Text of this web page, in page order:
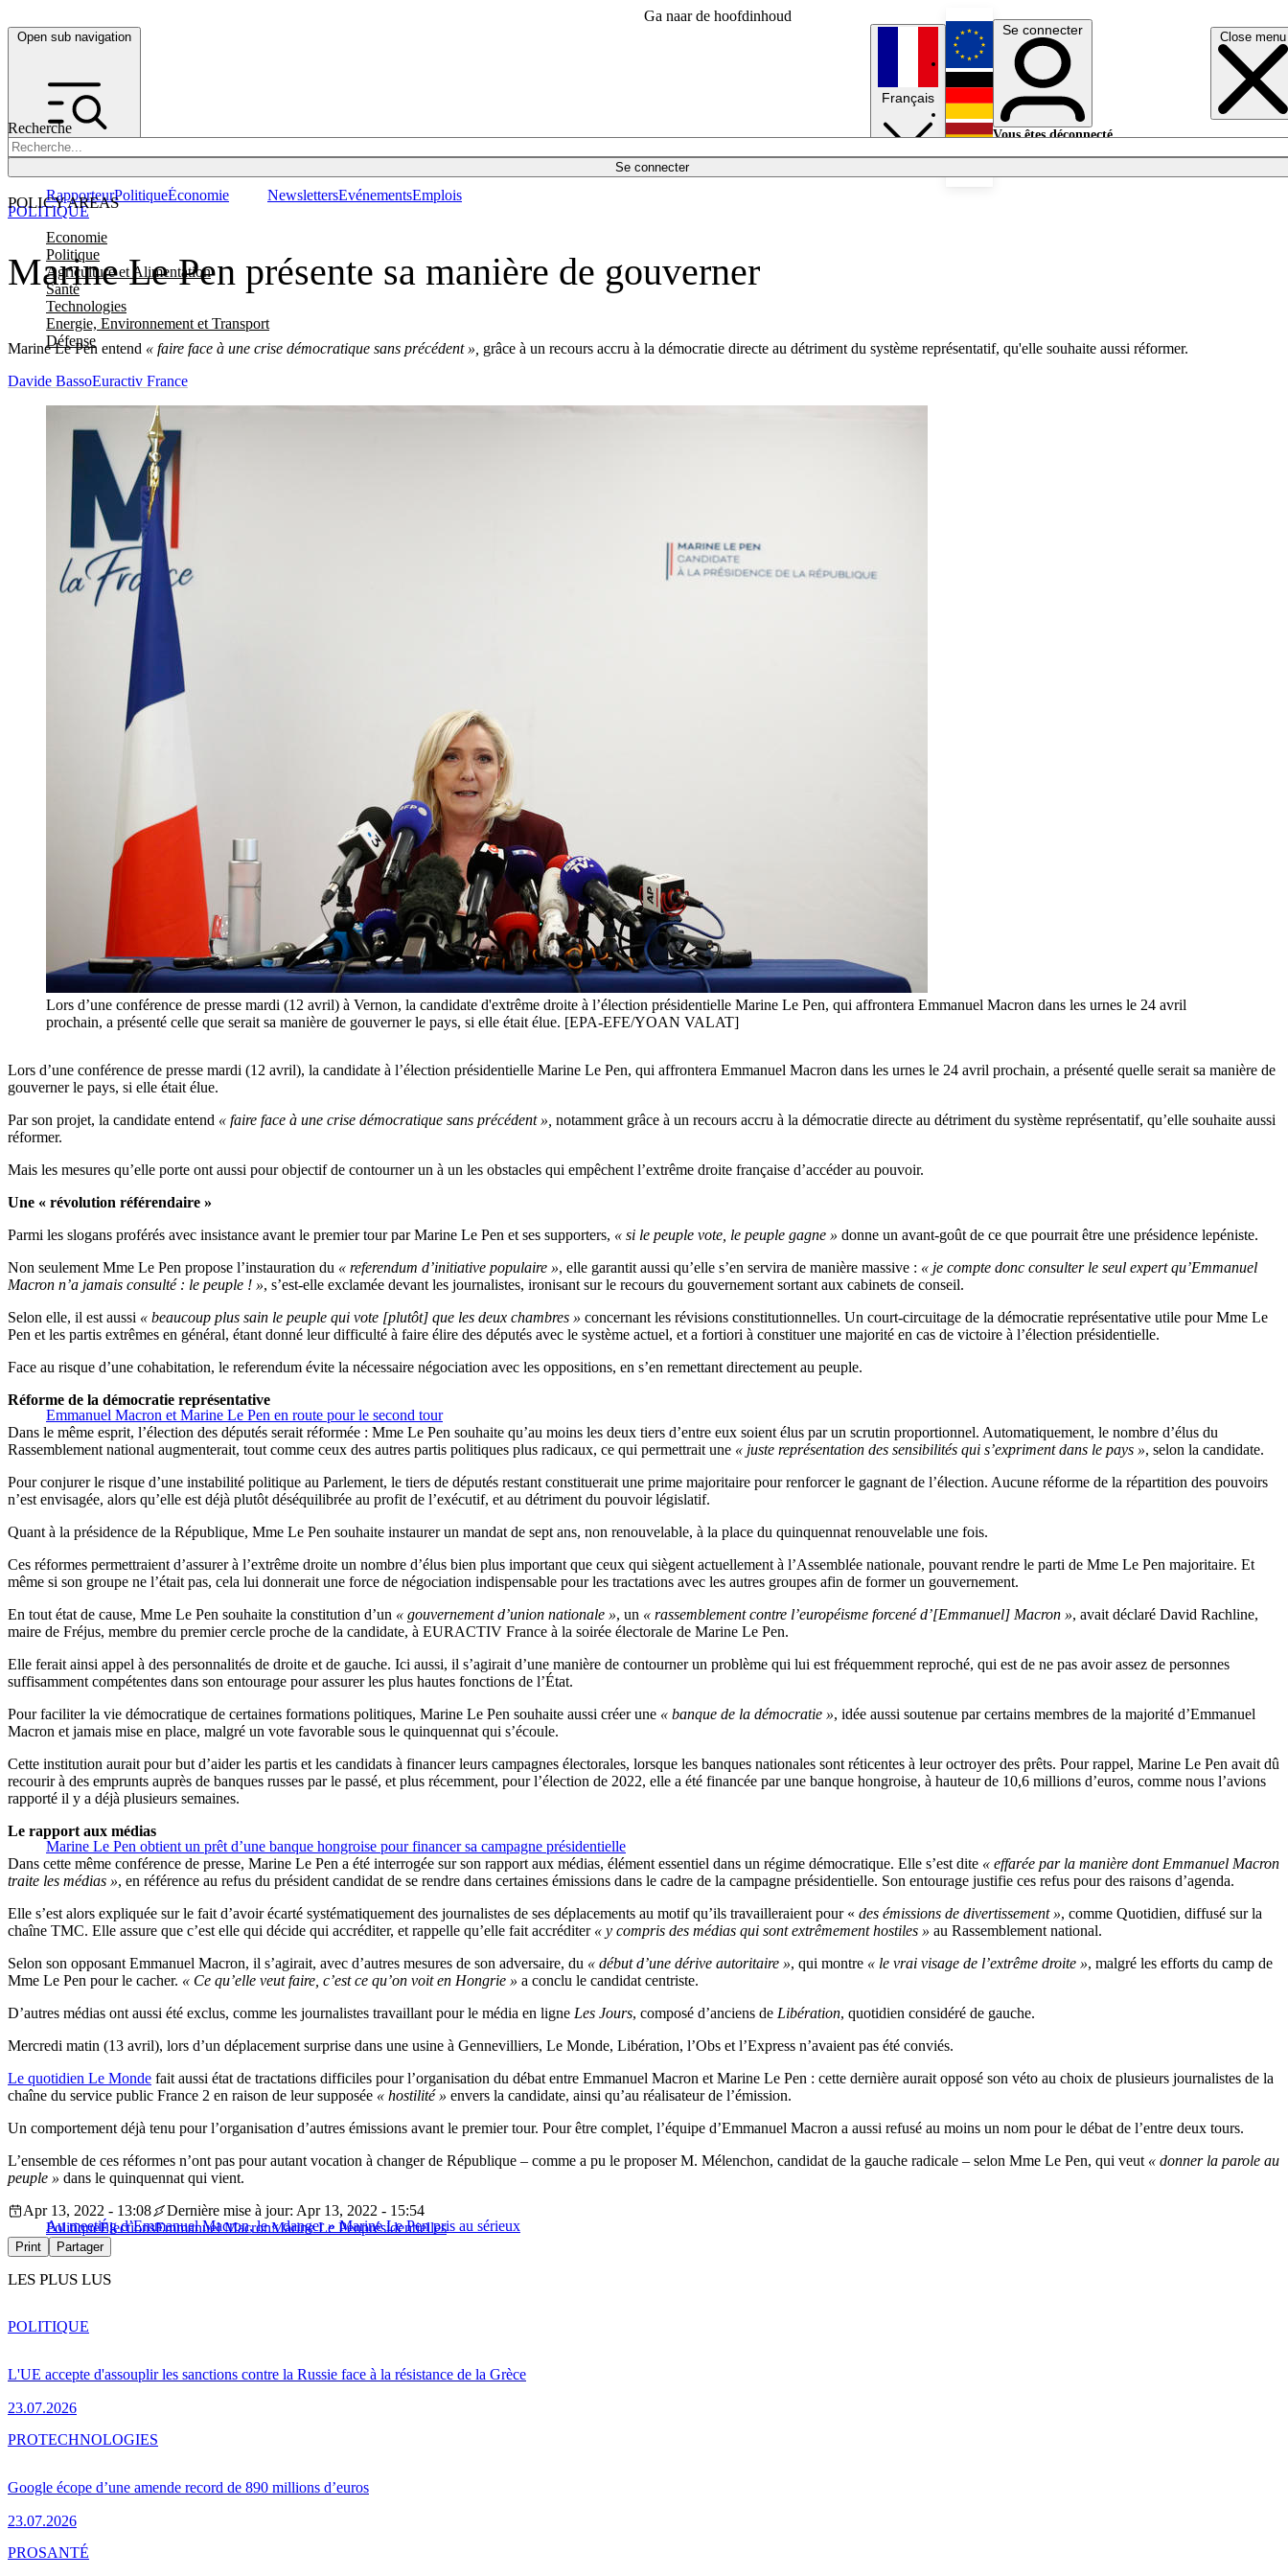
Ga naar de hoofdinhoud
Open sub navigation Close menu
Recherche
Se connecter
POLICY AREAS
Economie
Politique
Agriculture et Alimentation
Santé
Technologies
Energie, Environnement et Transport
Défense
RapporteurPolitiqueÉconomie NewslettersEvénementsEmplois
Français
English
Deutsch
Se connecter
Vous êtes déconnecté.
Marine Le Pen présente sa manière de gouverner
Marine Le Pen entend « faire face à une crise démocratique sans précédent », grâce à un recours accru à la démocratie directe au détriment du système représentatif, qu'elle souhaite aussi réformer.
POLITIQUE
Davide BassoEuractiv France
Lors d’une conférence de presse mardi (12 avril) à Vernon, la candidate d'extrême droite à l’élection présidentielle Marine Le Pen, qui affrontera Emmanuel Macron dans les urnes le 24 avril
prochain, a présenté celle que serait sa manière de gouverner le pays, si elle était élue. [EPA-EFE/YOAN VALAT]
Lors d’une conférence de presse mardi (12 avril), la candidate à l’élection présidentielle Marine Le Pen, qui affrontera Emmanuel Macron dans les urnes le 24 avril prochain, a présenté quelle serait sa manière de
gouverner le pays, si elle était élue.
Par son projet, la candidate entend « faire face à une crise démocratique sans précédent », notamment grâce à un recours accru à la démocratie directe au détriment du système représentatif, qu’elle souhaite aussi
réformer.
Mais les mesures qu’elle porte ont aussi pour objectif de contourner un à un les obstacles qui empêchent l’extrême droite française d’accéder au pouvoir.
Une « révolution référendaire »
Parmi les slogans proférés avec insistance avant le premier tour par Marine Le Pen et ses supporters, « si le peuple vote, le peuple gagne » donne un avant-goût de ce que pourrait être une présidence lepéniste.
Non seulement Mme Le Pen propose l’instauration du « referendum d’initiative populaire », elle garantit aussi qu’elle s’en servira de manière massive : « je compte donc consulter le seul expert qu’Emmanuel
Macron n’a jamais consulté : le peuple ! », s’est-elle exclamée devant les journalistes, ironisant sur le recours du gouvernement sortant aux cabinets de conseil.
Selon elle, il est aussi « beaucoup plus sain le peuple qui vote [plutôt] que les deux chambres » concernant les révisions constitutionnelles. Un court-circuitage de la démocratie représentative utile pour Mme Le
Pen et les partis extrêmes en général, étant donné leur difficulté à faire élire des députés avec le système actuel, et a fortiori à constituer une majorité en cas de victoire à l’élection présidentielle.
Face au risque d’une cohabitation, le referendum évite la nécessaire négociation avec les oppositions, en s’en remettant directement au peuple.
Emmanuel Macron et Marine Le Pen en route pour le second tour
Réforme de la démocratie représentative
Dans le même esprit, l’élection des députés serait réformée : Mme Le Pen souhaite qu’au moins les deux tiers d’entre eux soient élus par un scrutin proportionnel. Automatiquement, le nombre d’élus du
Rassemblement national augmenterait, tout comme ceux des autres partis politiques plus radicaux, ce qui permettrait une « juste représentation des sensibilités qui s’expriment dans le pays », selon la candidate.
Pour conjurer le risque d’une instabilité politique au Parlement, le tiers de députés restant constituerait une prime majoritaire pour renforcer le gagnant de l’élection. Aucune réforme de la répartition des pouvoirs
n’est envisagée, alors qu’elle est déjà plutôt déséquilibrée au profit de l’exécutif, et au détriment du pouvoir législatif.
Quant à la présidence de la République, Mme Le Pen souhaite instaurer un mandat de sept ans, non renouvelable, à la place du quinquennat renouvelable une fois.
Ces réformes permettraient d’assurer à l’extrême droite un nombre d’élus bien plus important que ceux qui siègent actuellement à l’Assemblée nationale, pouvant rendre le parti de Mme Le Pen majoritaire. Et
même si son groupe ne l’était pas, cela lui donnerait une force de négociation indispensable pour les tractations avec les autres groupes afin de former un gouvernement.
En tout état de cause, Mme Le Pen souhaite la constitution d’un « gouvernement d’union nationale », un « rassemblement contre l’européisme forcené d’[Emmanuel] Macron », avait déclaré David Rachline,
maire de Fréjus, membre du premier cercle proche de la candidate, à EURACTIV France à la soirée électorale de Marine Le Pen.
Elle ferait ainsi appel à des personnalités de droite et de gauche. Ici aussi, il s’agirait d’une manière de contourner un problème qui lui est fréquemment reproché, qui est de ne pas avoir assez de personnes
suffisamment compétentes dans son entourage pour assurer les plus hautes fonctions de l’État.
Pour faciliter la vie démocratique de certaines formations politiques, Marine Le Pen souhaite aussi créer une « banque de la démocratie », idée aussi soutenue par certains membres de la majorité d’Emmanuel
Macron et jamais mise en place, malgré un vote favorable sous le quinquennat qui s’écoule.
Cette institution aurait pour but d’aider les partis et les candidats à financer leurs campagnes électorales, lorsque les banques nationales sont réticentes à leur octroyer des prêts. Pour rappel, Marine Le Pen avait dû
recourir à des emprunts auprès de banques russes par le passé, et plus récemment, pour l’élection de 2022, elle a été financée par une banque hongroise, à hauteur de 10,6 millions d’euros, comme nous l’avions
rapporté il y a déjà plusieurs semaines.
Marine Le Pen obtient un prêt d’une banque hongroise pour financer sa campagne présidentielle
Le rapport aux médias
Dans cette même conférence de presse, Marine Le Pen a été interrogée sur son rapport aux médias, élément essentiel dans un régime démocratique. Elle s’est dite « effarée par la manière dont Emmanuel Macron
traite les médias », en référence au refus du président candidat de se rendre dans certaines émissions dans le cadre de la campagne présidentielle. Son entourage justifie ces refus pour des raisons d’agenda.
Elle s’est alors expliquée sur le fait d’avoir écarté systématiquement des journalistes de ses déplacements au motif qu’ils travailleraient pour « des émissions de divertissement », comme Quotidien, diffusé sur la
chaîne TMC. Elle assure que c’est elle qui décide qui accréditer, et rappelle qu’elle fait accréditer « y compris des médias qui sont extrêmement hostiles » au Rassemblement national.
Selon son opposant Emmanuel Macron, il s’agirait, avec d’autres mesures de son adversaire, du « début d’une dérive autoritaire », qui montre « le vrai visage de l’extrême droite », malgré les efforts du camp de
Mme Le Pen pour le cacher. « Ce qu’elle veut faire, c’est ce qu’on voit en Hongrie » a conclu le candidat centriste.
D’autres médias ont aussi été exclus, comme les journalistes travaillant pour le média en ligne Les Jours, composé d’anciens de Libération, quotidien considéré de gauche.
Mercredi matin (13 avril), lors d’un déplacement surprise dans une usine à Gennevilliers, Le Monde, Libération, l’Obs et l’Express n’avaient pas été conviés.
Le quotidien Le Monde fait aussi état de tractations difficiles pour l’organisation du débat entre Emmanuel Macron et Marine Le Pen : cette dernière aurait opposé son véto au choix de plusieurs journalistes de la
chaîne du service public France 2 en raison de leur supposée « hostilité » envers la candidate, ainsi qu’au réalisateur de l’émission.
Un comportement déjà tenu pour l’organisation d’autres émissions avant le premier tour. Pour être complet, l’équipe d’Emmanuel Macron a aussi refusé au moins un nom pour le débat de l’entre deux tours.
L’ensemble de ces réformes n’ont pas pour autant vocation à changer de République – comme a pu le proposer M. Mélenchon, candidat de la gauche radicale – selon Mme Le Pen, qui veut « donner la parole au
peuple » dans le quinquennat qui vient.
Au meeting d’Emmanuel Macron, le « danger » Marine Le Pen pris au sérieux
Apr 13, 2022 - 13:08
Dernière mise à jour: Apr 13, 2022 - 15:54
PolitiqueÉlectionsEmmanuel MacronMarine Le Penprésidentielles
Print Partager
LES PLUS LUS
L'UE accepte d'assouplir les sanctions contre la Russie face à la résistance de la Grèce
23.07.2026
POLITIQUE
Google écope d’une amende record de 890 millions d’euros
23.07.2026
PROTECHNOLOGIES
PROSANTÉ